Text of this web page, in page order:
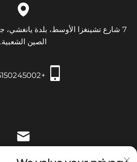
الصين الشعبية.
+86-15150245002